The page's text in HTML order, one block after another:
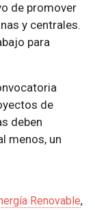
de promover
y centrales.
para
de
deben
menos, un
Renovable,